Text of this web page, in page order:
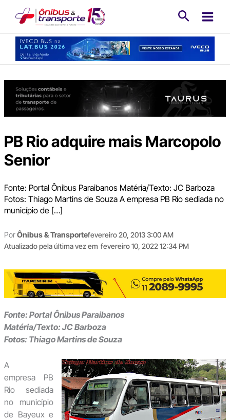
conteúdo
PB Rio adquire mais Marcopolo
Senior
Fonte: Portal Ônibus Paraibanos Matéria/Texto: JC Barboza
Fotos: Thiago Martins de Souza A empresa PB Rio sediada no
município de […]
PorÔnibus & Transportefevereiro 20, 2013 3:00 AM
Atualizado pela última vez em fevereiro 10, 2022 12:34 PM
Fonte: Portal Ônibus Paraibanos
Matéria/Texto: JC Barboza
Fotos: Thiago Martins de Souza
A
empresa PB
Rio sediada
no município
de Bayeux e